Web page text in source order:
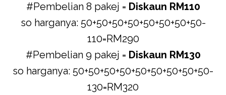
#Pembelian 8 pakej = Diskaun RM110
so harganya: 50+50+50+50+50+50+50+50-
110=RM290
#Pembelian 9 pakej = Diskaun RM130
so harganya: 50+50+50+50+50+50+50+50+50-
130=RM320